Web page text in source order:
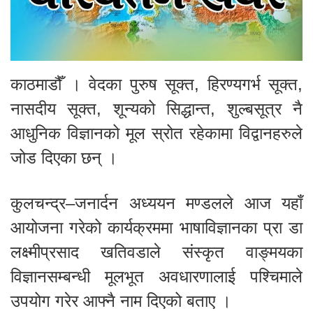
काठमाडौँ । वेदका पुरुष सूक्त, हिरण्यगर्भ सूक्त,
नासदीय सूक्त, शून्यको सिद्धान्त, शुल्बसूत्र नै
आधुनिक विज्ञानको मूल स्रोत रहेकामा विद्वानहरुले
जोड दिएका छन् ।
कुलचन्द्र–जनार्दन अध्ययन मण्डलले आज यहाँ
आयोजना गरेको कार्यक्रममा भाषाविज्ञानका प्रा डा
लक्ष्मीप्रसाद खतिवडाले संस्कृत वाङ्मयका
विज्ञानसम्बन्धी मूलभूत अवधारणालाई पश्चिमाले
उपयोग गरेर आफ्नै नाम दिएको बताए ।